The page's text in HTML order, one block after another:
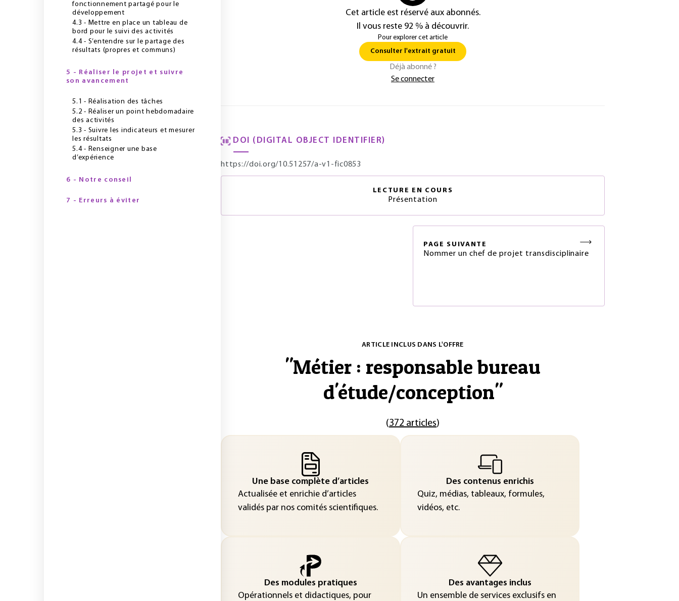
fonctionnement partagé pour le
développement
4.3 - Mettre en place un tableau de
bord pour le suivi des activités
4.4 - S’entendre sur le partage des
résultats (propres et communs)
5 - Réaliser le projet et suivre
son avancement
5.1 - Réalisation des tâches
5.2 - Réaliser un point hebdomadaire
des activités
5.3 - Suivre les indicateurs et mesurer
les résultats
5.4 - Renseigner une base
d’expérience
6 - Notre conseil
7 - Erreurs à éviter
Cet article est réservé aux abonnés.
Il vous reste 92 % à découvrir.
Pour explorer cet article
Consulter l'extrait gratuit
Déjà abonné ?
Se connecter
DOI (DIGITAL OBJECT IDENTIFIER)
https://doi.org/10.51257/a-v1-fic0853
LECTURE EN COURS
Présentation
PAGE SUIVANTE
Nommer un chef de projet transdisciplinaire
ARTICLE INCLUS DANS L'OFFRE
"Métier : responsable bureau
d'étude/conception"
(372 articles)
Une base complète d’articles
Actualisée et enrichie d’articles
validés par nos comités scientifiques.
Des contenus enrichis
Quiz, médias, tableaux, formules,
vidéos, etc.
Des modules pratiques
Opérationnels et didactiques, pour
Des avantages inclus
Un ensemble de services exclusifs en